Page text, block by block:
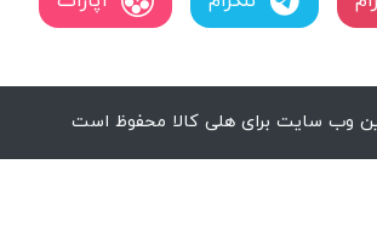
سایت برای هلی کالا محفوظ است